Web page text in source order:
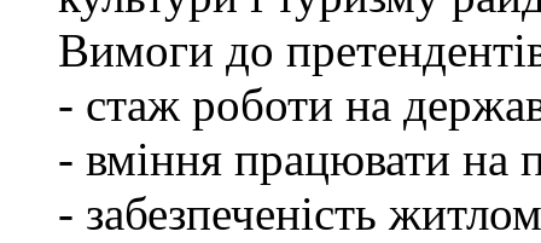
Вимоги до
- стаж роботи на
- вміння працювати на
- забезпеченість